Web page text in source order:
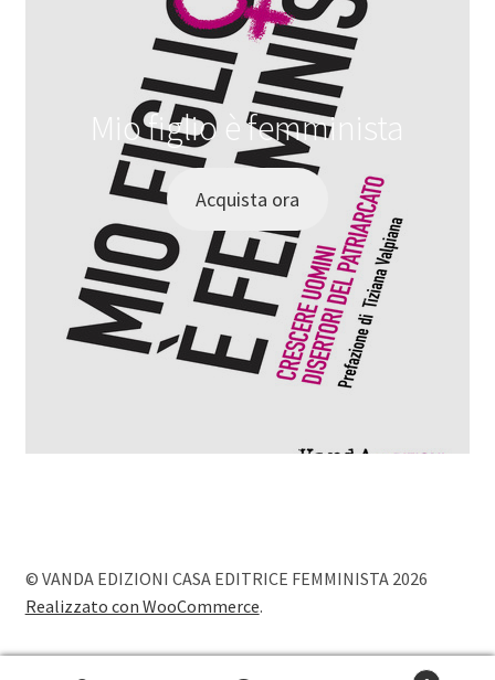
Mio figlio è femminista
Acquista ora
© VANDA EDIZIONI CASA EDITRICE FEMMINISTA 2026
Realizzato con WooCommerce.